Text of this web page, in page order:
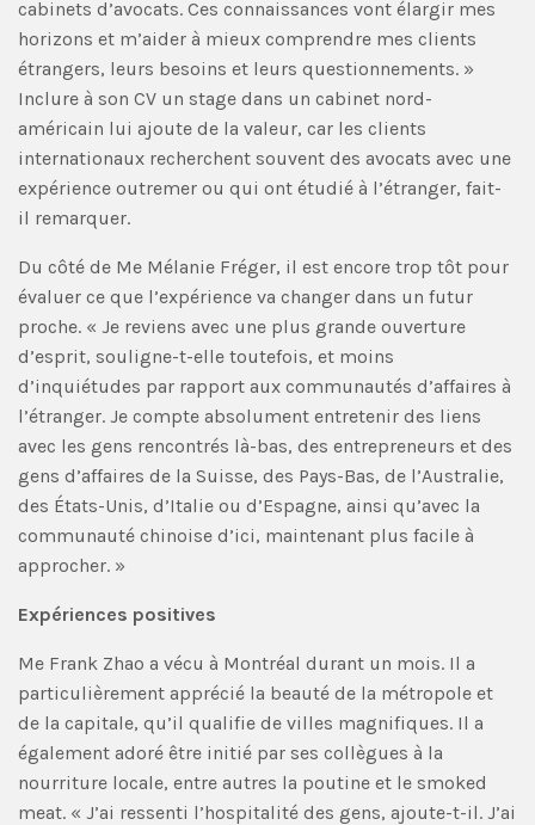
cabinets d’avocats. Ces connaissances vont élargir mes
horizons et m’aider à mieux comprendre mes clients
étrangers, leurs besoins et leurs questionnements. »
Inclure à son CV un stage dans un cabinet nord-
américain lui ajoute de la valeur, car les clients
internationaux recherchent souvent des avocats avec une
expérience outremer ou qui ont étudié à l’étranger, fait-
il remarquer.
Du côté de Me Mélanie Fréger, il est encore trop tôt pour
évaluer ce que l’expérience va changer dans un futur
proche. « Je reviens avec une plus grande ouverture
d’esprit, souligne-t-elle toutefois, et moins
d’inquiétudes par rapport aux communautés d’affaires à
l’étranger. Je compte absolument entretenir des liens
avec les gens rencontrés là-bas, des entrepreneurs et des
gens d’affaires de la Suisse, des Pays-Bas, de l’Australie,
des États-Unis, d’Italie ou d’Espagne, ainsi qu’avec la
communauté chinoise d’ici, maintenant plus facile à
approcher. »
Expériences positives
Me Frank Zhao a vécu à Montréal durant un mois. Il a
particulièrement apprécié la beauté de la métropole et
de la capitale, qu’il qualifie de villes magnifiques. Il a
également adoré être initié par ses collègues à la
nourriture locale, entre autres la poutine et le smoked
meat. « J’ai ressenti l’hospitalité des gens, ajoute-t-il. J’ai